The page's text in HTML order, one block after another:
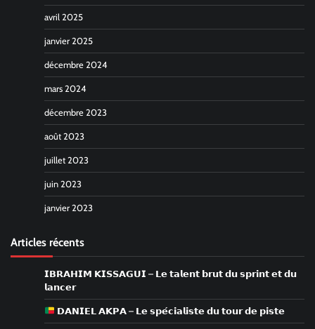
avril 2025
janvier 2025
décembre 2024
mars 2024
décembre 2023
août 2023
juillet 2023
juin 2023
janvier 2023
Articles récents
𝗜𝗕𝗥𝗔𝗛𝗜𝗠 𝗞𝗜𝗦𝗦𝗔𝗚𝗨𝗜 – 𝗟𝗲 𝘁𝗮𝗹𝗲𝗻𝘁 𝗯𝗿𝘂𝘁 𝗱𝘂 𝘀𝗽𝗿𝗶𝗻𝘁 𝗲𝘁 𝗱𝘂
𝗹𝗮𝗻𝗰𝗲𝗿
𝗗𝗔𝗡𝗜𝗘𝗟 𝗔𝗞𝗣𝗔 – 𝗟𝗲 𝘀𝗽𝗲́𝗰𝗶𝗮𝗹𝗶𝘀𝘁𝗲 𝗱𝘂 𝘁𝗼𝘂𝗿 𝗱𝗲 𝗽𝗶𝘀𝘁𝗲